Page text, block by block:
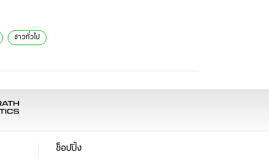
ข่าวทั่วไป
ช็อปปิ้ง